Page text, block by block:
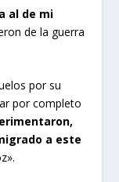
al de mi
de la guerra
por su
por completo
a este